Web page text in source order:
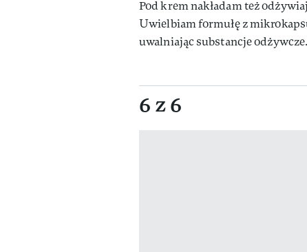
Pod krem nakładam też
Uwielbiam formułę z
uwalniając substancje odżywcze.
6 z 6